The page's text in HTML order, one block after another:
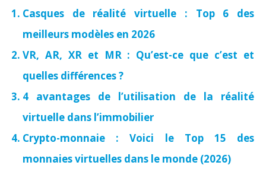
Casques de réalité virtuelle : Top 6 des
meilleurs modèles en 2026
VR, AR, XR et MR : Qu’est-ce que c’est et
quelles différences ?
4 avantages de l’utilisation de la réalité
virtuelle dans l’immobilier
Crypto-monnaie : Voici le Top 15 des
monnaies virtuelles dans le monde (2026)